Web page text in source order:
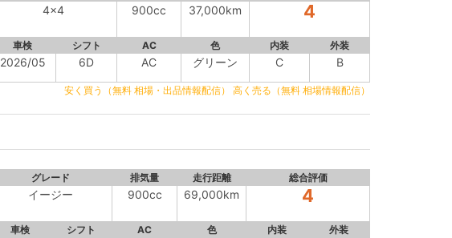
4x4 900cc 37,000km 4
車検 シフト AC 色 内装 外装
2026/05 6D AC グリーン C B
安く買う（無料 相場・出品情報配信） 高く売る（無料 相場情報配信）
グレード 排気量 走行距離 総合評価
イージー 900cc 69,000km 4
車検 シフト AC 色 内装 外装